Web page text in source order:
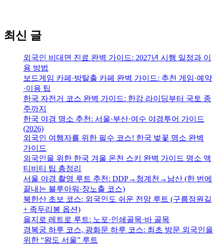
최신 글
외국인 비대면 진료 완벽 가이드: 2027년 시행 일정과 이
용 방법
보드게임 카페·방탈출 카페 완벽 가이드: 추천 게임·예약
·이용 팁
한국 자전거 코스 완벽 가이드: 한강 라이딩부터 국토 종
주까지
한국 야경 명소 추천: 서울·부산·여수 야경투어 가이드
(2026)
외국인 여행자를 위한 필수 코스! 한국 벚꽃 명소 완벽
가이드
외국인을 위한 한국 겨울 온천 스키 완벽 가이드 명소 액
티비티 팁 총정리
서울 야경 촬영 루트 추천: DDP→청계천→남산 (한 번에
끝내는 블루아워·장노출 코스)
북한산 초보 코스: 외국인도 쉬운 전망 루트 (구름정원길
+ 족두리봉 옵션)
을지로 레트로 루트: 노포·인쇄골목·바 골목
경복궁 하루 코스, 광화문 하루 코스: 최초 방문 외국인을
위한 “왕도 서울” 루트